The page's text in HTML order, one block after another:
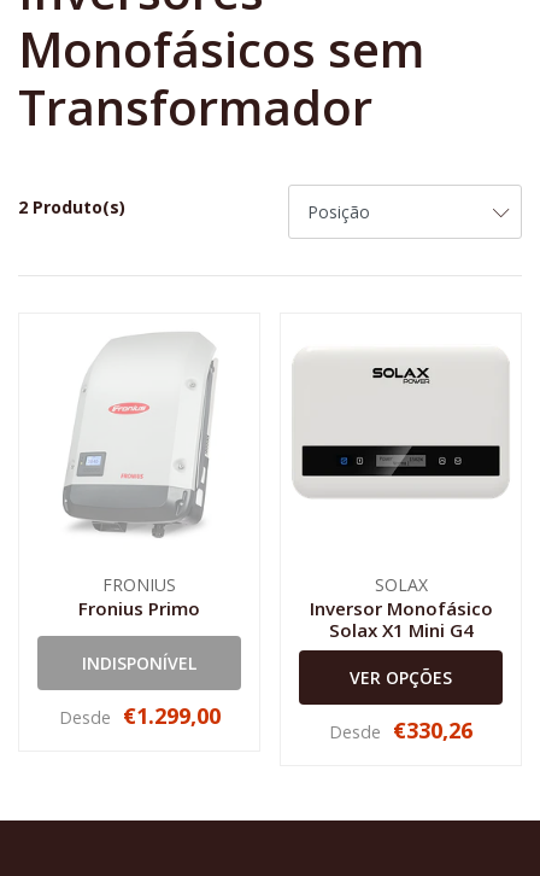
Monofásicos sem
Transformador
2 Produto(s)
FRONIUS
Fronius Primo
INDISPONÍVEL
Desde €1.299,00
SOLAX
Inversor Monofásico
Solax X1 Mini G4
VER OPÇÕES
Desde €330,26